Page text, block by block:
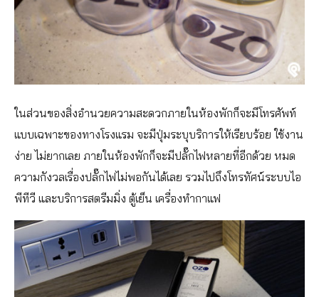
ในส่วนของสิ่งอำนวยความสะดวกภายในห้องพักก็จะมีโทรศัพท์
แบบเฉพาะของทางโรงแรม จะมีปุ่มระบุบริการให้เรียบร้อย ใช้งาน
ง่าย ไม่ยากเลย ภายในห้องพักก็จะมีปลั๊กไฟหลายที่อีกด้วย หมด
ความกังวลเรื่องปลั๊กไฟไม่พอกันได้เลย รวมไปถึงโทรทัศน์ระบบไอ
พีทีวี และบริการสตรีมมิ่ง ตู้เย็น เครื่องทำกาแฟ